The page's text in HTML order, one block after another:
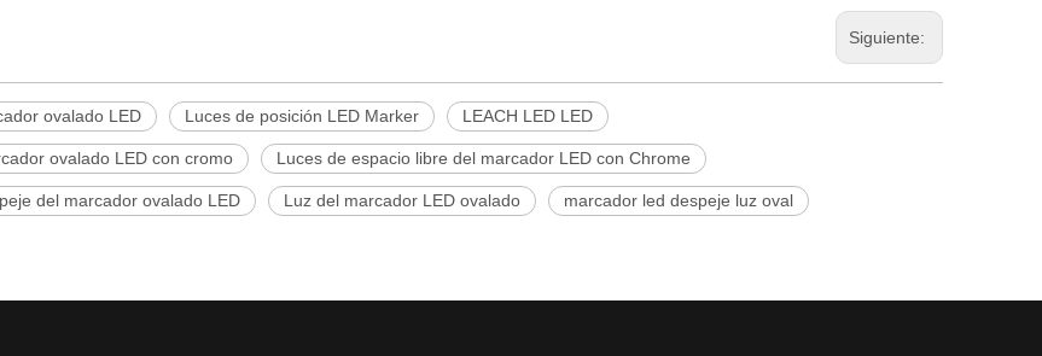
Siguiente:
ovalado LED Luces de posición LED Marker LEACH LED LED
ovalado LED con cromo Luces de espacio libre del marcador LED con Chrome
del marcador ovalado LED Luz del marcador LED ovalado marcador led despeje luz oval